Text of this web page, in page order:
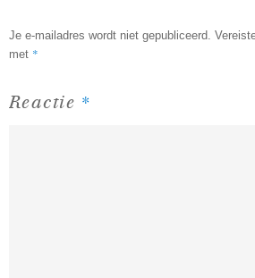
Je e-mailadres wordt niet gepubliceerd.
met *
Reactie *